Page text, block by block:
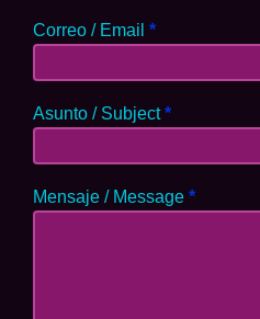
Correo / Email *
Asunto / Subject*
Mensaje / Message *